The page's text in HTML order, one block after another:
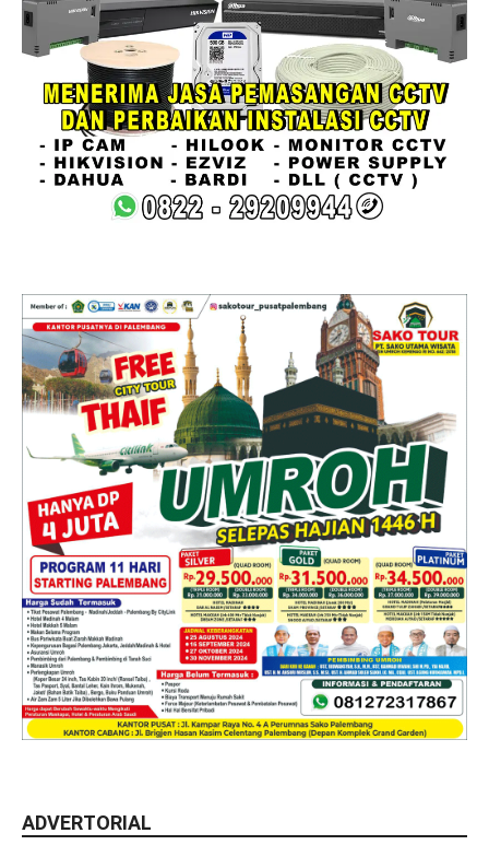
ADVERTORIAL